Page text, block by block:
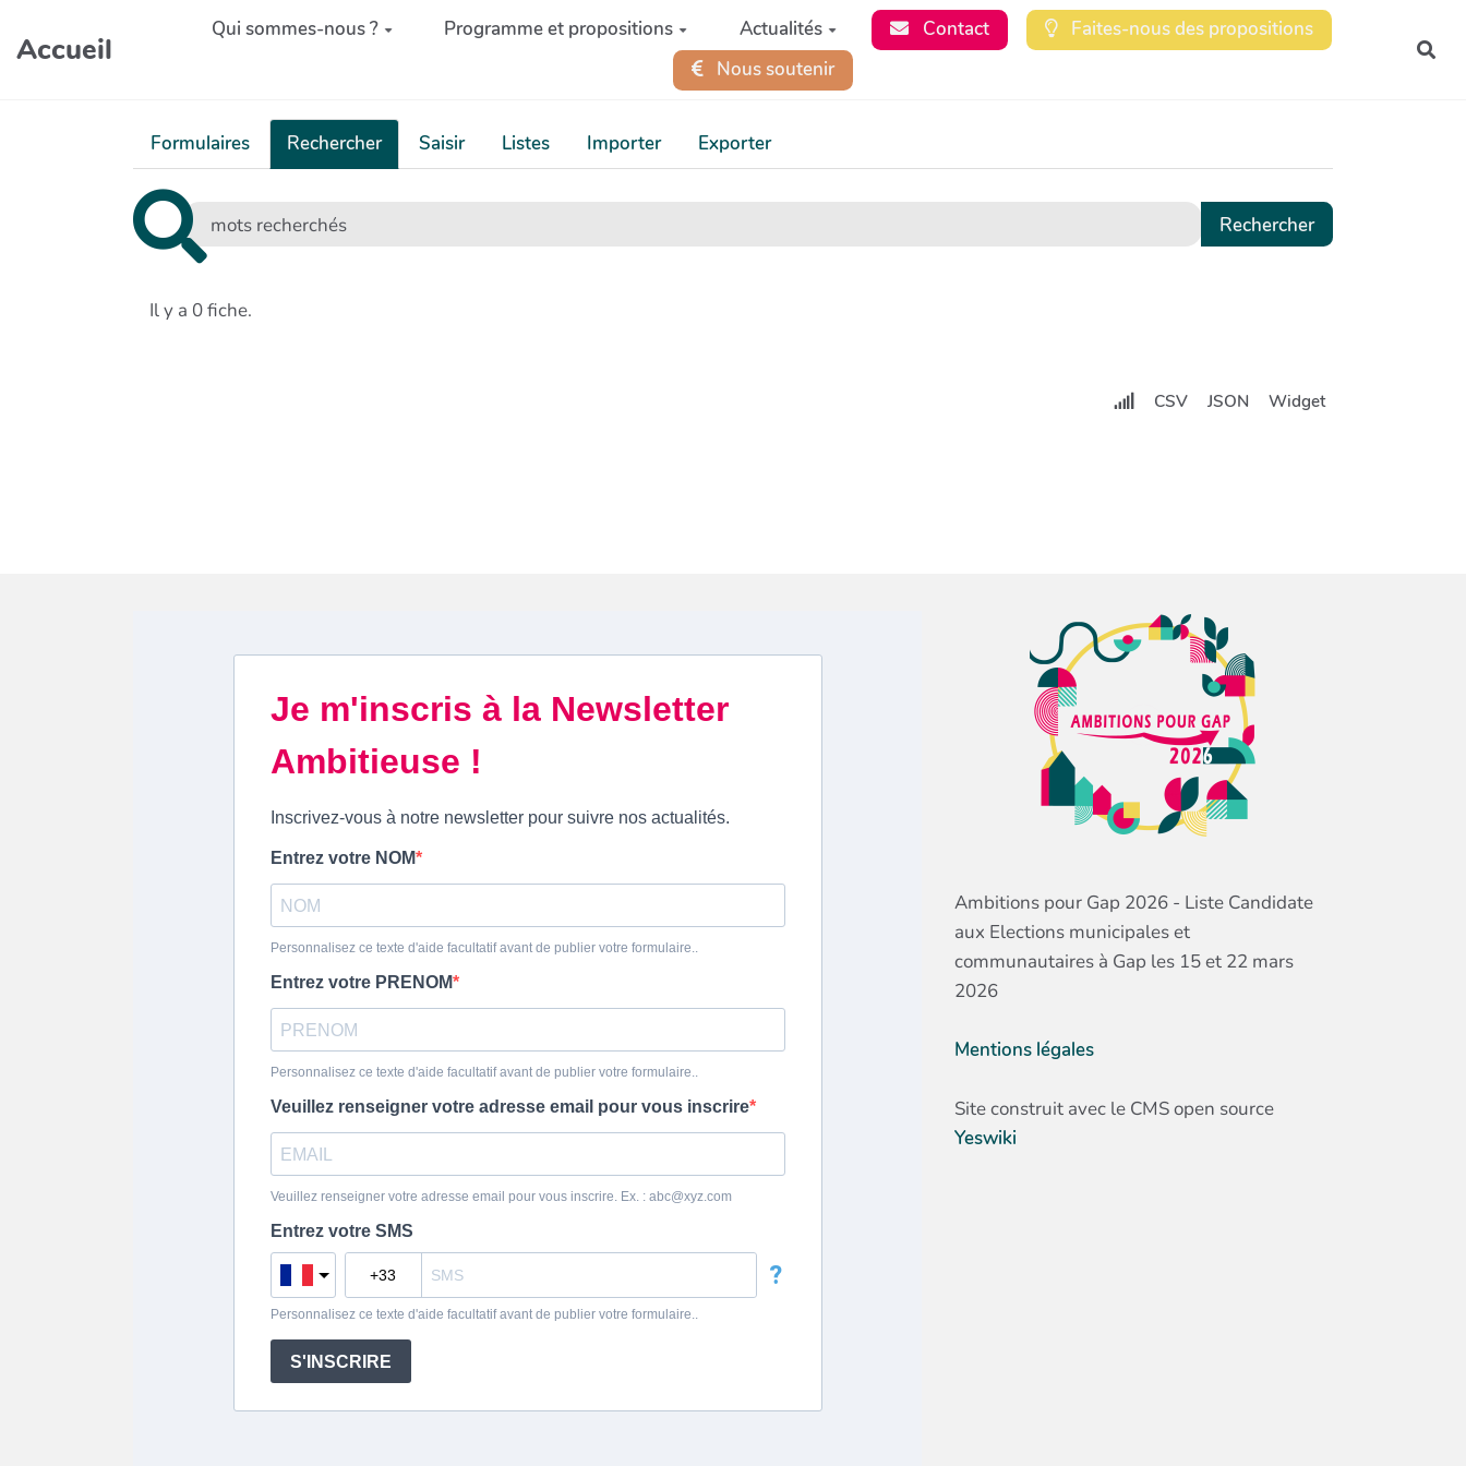
Aller au contenu principal
Accueil
Qui sommes-nous ? Programme et propositions Actualités Contact
Faites-nous des propositions
Nous soutenir
Formulaires Rechercher Saisir Listes Importer Exporter
Il y a 0 fiche.
CSV JSON Widget
Ambitions pour Gap 2026 - Liste Candidate
aux Elections municipales et
communautaires à Gap les 15 et 22 mars
2026
Mentions légales
Site construit avec le CMS open source
Yeswiki